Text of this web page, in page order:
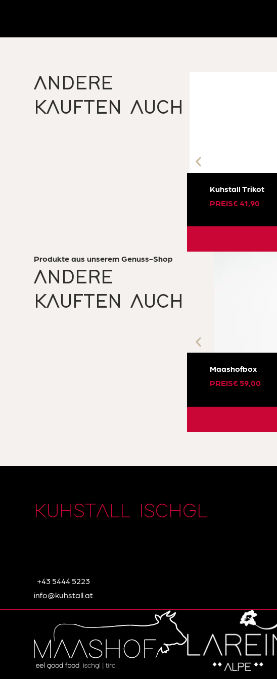
ANDERE
KAUFTEN AUCH
Kuhstall Trikot
PREIS€41,90
Produkte aus unserem Genuss-Shop
ANDERE
KAUFTEN AUCH
Maashofbox
PREIS€59,00
KUHSTALL ISCHGL
+43 5444 5223
info@kuhstall.at